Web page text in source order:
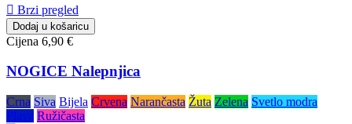
 Brzi pregled
Dodaj u košaricu
Cijena 6,90 €
NOGICE Nalepnjica
Crna Siva Bijela Crvena Narančasta Žuta Zelena Svetlo modra
Plava Ružičasta